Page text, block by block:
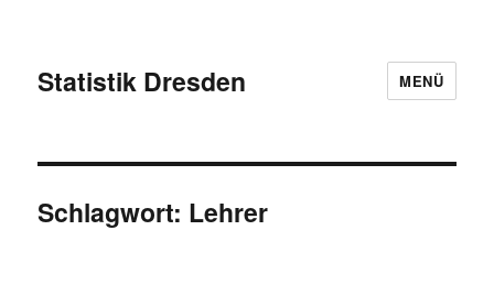
Statistik Dresden MENÜ
Schlagwort: Lehrer